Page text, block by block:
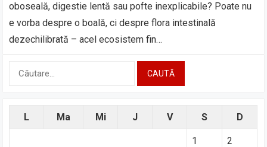
oboseală, digestie lentă sau pofte inexplicabile? Poate nu
e vorba despre o boală, ci despre flora intestinală
dezechilibrată – acel ecosistem fin…
Caută
L Ma Mi J V S D
1 2